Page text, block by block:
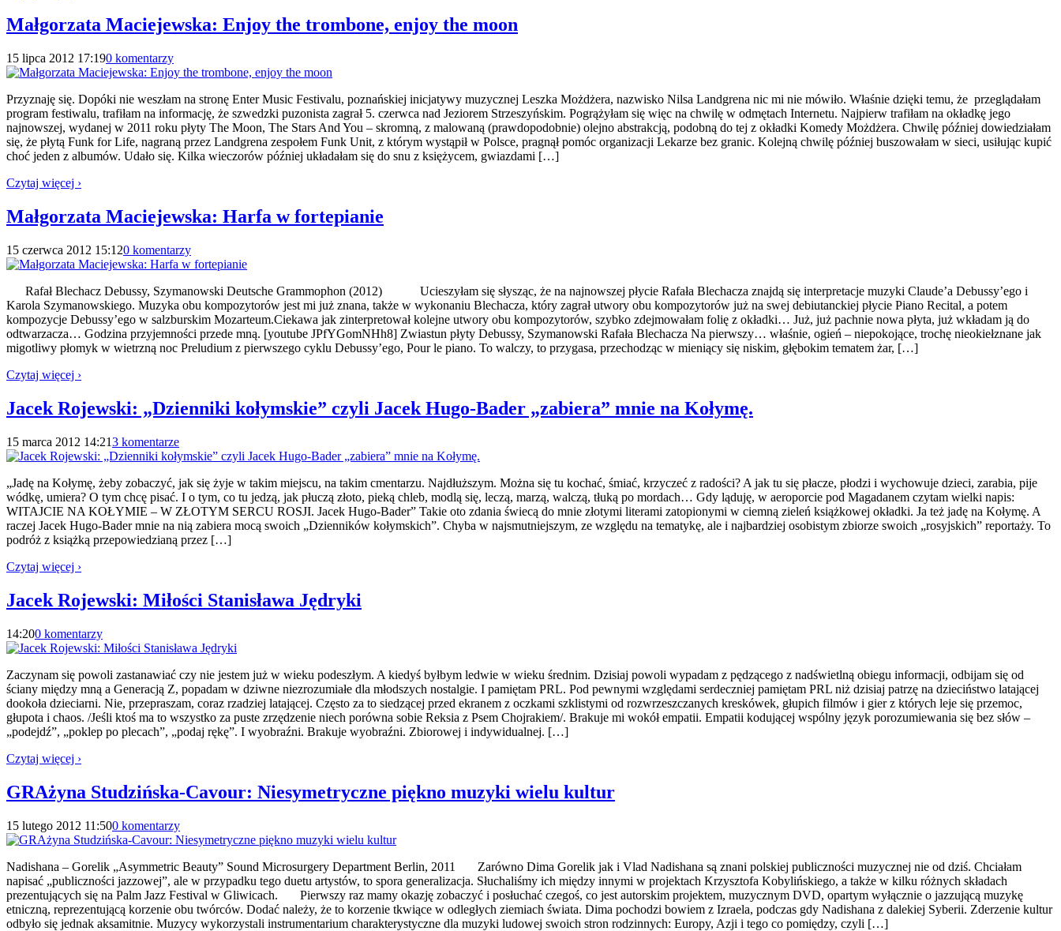
Małgorzata Maciejewska: Enjoy the trombone, enjoy the moon
15 lipca 2012 17:190 komentarzy
Przyznaję się. Dopóki nie weszłam na stronę Enter Music Festivalu, poznańskiej inicjatywy muzycznej Leszka Możdżera, nazwisko Nilsa Landgrena nic mi nie mówiło. Właśnie dzięki temu, że przeglądałam
program festiwalu, trafiłam na informację, że szwedzki puzonista zagrał 5. czerwca nad Jeziorem Strzeszyńskim. Pogrążyłam się więc na chwilę w odmętach Internetu. Najpierw trafiłam na okładkę jego
najnowszej, wydanej w 2011 roku płyty The Moon, The Stars And You – skromną, z malowaną (prawdopodobnie) olejno abstrakcją, podobną do tej z okładki Komedy Możdżera. Chwilę później dowiedziałam
się, że płytą Funk for Life, nagraną przez Landgrena zespołem Funk Unit, z którym wystąpił w Polsce, pragnął pomóc organizacji Lekarze bez granic. Kolejną chwilę później buszowałam w sieci, usiłując kupić
choć jeden z albumów. Udało się. Kilka wieczorów później układałam się do snu z księżycem, gwiazdami […]
Czytaj więcej ›
Małgorzata Maciejewska: Harfa w fortepianie
15 czerwca 2012 15:120 komentarzy
Rafał Blechacz Debussy, Szymanowski Deutsche Grammophon (2012) Ucieszyłam się słysząc, że na najnowszej płycie Rafała Blechacza znajdą się interpretacje muzyki Claude’a Debussy’ego i
Karola Szymanowskiego. Muzyka obu kompozytorów jest mi już znana, także w wykonaniu Blechacza, który zagrał utwory obu kompozytorów już na swej debiutanckiej płycie Piano Recital, a potem
kompozycje Debussy’ego w salzburskim Mozarteum.Ciekawa jak zinterpretował kolejne utwory obu kompozytorów, szybko zdejmowałam folię z okładki… Już, już pachnie nowa płyta, już wkładam ją do
odtwarzacza… Godzina przyjemności przede mną. [youtube JPfYGomNHh8] Zwiastun płyty Debussy, Szymanowski Rafała Blechacza Na pierwszy… właśnie, ogień – niepokojące, trochę nieokiełznane jak
migotliwy płomyk w wietrzną noc Preludium z pierwszego cyklu Debussy’ego, Pour le piano. To walczy, to przygasa, przechodząc w mieniący się niskim, głębokim tematem żar, […]
Czytaj więcej ›
Jacek Rojewski: „Dzienniki kołymskie” czyli Jacek Hugo-Bader „zabiera” mnie na Kołymę.
15 marca 2012 14:213 komentarze
„Jadę na Kołymę, żeby zobaczyć, jak się żyje w takim miejscu, na takim cmentarzu. Najdłuższym. Można się tu kochać, śmiać, krzyczeć z radości? A jak tu się płacze, płodzi i wychowuje dzieci, zarabia, pije
wódkę, umiera? O tym chcę pisać. I o tym, co tu jedzą, jak płuczą złoto, pieką chleb, modlą się, leczą, marzą, walczą, tłuką po mordach… Gdy ląduję, w aeroporcie pod Magadanem czytam wielki napis:
WITAJCIE NA KOŁYMIE – W ZŁOTYM SERCU ROSJI. Jacek Hugo-Bader” Takie oto zdania świecą do mnie złotymi literami zatopionymi w ciemną zieleń książkowej okładki. Ja też jadę na Kołymę. A
raczej Jacek Hugo-Bader mnie na nią zabiera mocą swoich „Dzienników kołymskich”. Chyba w najsmutniejszym, ze względu na tematykę, ale i najbardziej osobistym zbiorze swoich „rosyjskich” reportaży. To
podróż z książką przepowiedzianą przez […]
Czytaj więcej ›
Jacek Rojewski: Miłości Stanisława Jędryki
14:200 komentarzy
Zaczynam się powoli zastanawiać czy nie jestem już w wieku podeszłym. A kiedyś byłbym ledwie w wieku średnim. Dzisiaj powoli wypadam z pędzącego z nadświetlną obiegu informacji, odbijam się od
ściany między mną a Generacją Z, popadam w dziwne niezrozumiałe dla młodszych nostalgie. I pamiętam PRL. Pod pewnymi względami serdeczniej pamiętam PRL niż dzisiaj patrzę na dzieciństwo latającej
dookoła dzieciarni. Nie, przepraszam, coraz rzadziej latającej. Często za to siedzącej przed ekranem z oczkami szklistymi od rozwrzeszczanych kreskówek, głupich filmów i gier z których leje się przemoc,
głupota i chaos. /Jeśli ktoś ma to wszystko za puste zrzędzenie niech porówna sobie Reksia z Psem Chojrakiem/. Brakuje mi wokół empatii. Empatii kodującej wspólny język porozumiewania się bez słów –
„podejdź”, „poklep po plecach”, „podaj rękę”. I wyobraźni. Brakuje wyobraźni. Zbiorowej i indywidualnej. […]
Czytaj więcej ›
GRAżyna Studzińska-Cavour: Niesymetryczne piękno muzyki wielu kultur
15 lutego 2012 11:500 komentarzy
Nadishana – Gorelik „Asymmetric Beauty” Sound Microsurgery Department Berlin, 2011 Zarówno Dima Gorelik jak i Vlad Nadishana są znani polskiej publiczności muzycznej nie od dziś. Chciałam
napisać „publiczności jazzowej”, ale w przypadku tego duetu artystów, to spora generalizacja. Słuchaliśmy ich między innymi w projektach Krzysztofa Kobylińskiego, a także w kilku różnych składach
prezentujących się na Palm Jazz Festival w Gliwicach. Pierwszy raz mamy okazję zobaczyć i posłuchać czegoś, co jest autorskim projektem, muzycznym DVD, opartym wyłącznie o jazzującą muzykę
etniczną, reprezentującą korzenie obu twórców. Dodać należy, że to korzenie tkwiące w odległych ziemiach świata. Dima pochodzi bowiem z Izraela, podczas gdy Nadishana z dalekiej Syberii. Zderzenie kultur
odbyło się jednak aksamitnie. Muzycy wykorzystali instrumentarium charakterystyczne dla muzyki ludowej swoich stron rodzinnych: Europy, Azji i tego co pomiędzy, czyli […]